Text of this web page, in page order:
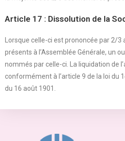
Article 17 : Dissolution de la
Lorsque celle-ci est prononcée par 2/3
présents à l’Assemblée Générale, un
nommés par celle-ci. La liquidation de
conformément à l’article 9 de la loi du
du 16 août 1901.